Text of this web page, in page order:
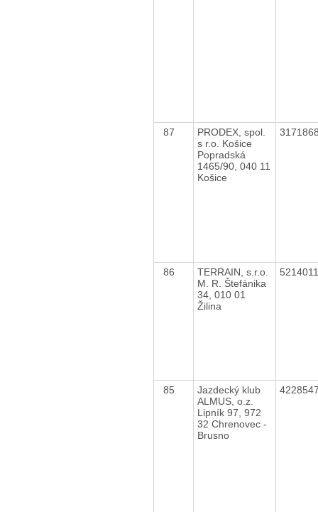
87
PRODEX, spol.
s r.o. Košice
Popradská
1465/90, 040 11
Košice
86
TERRAIN, s.r.o.
M. R. Štefánika
34, 010 01
Žilina
85
Jazdecký klub
ALMUS, o.z.
Lipník 97, 972
32 Chrenovec -
Brusno